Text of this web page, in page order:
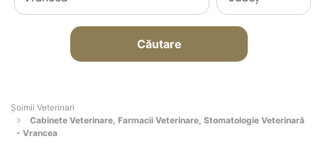
Căutare
Șoimii Veterinari
Cabinete Veterinare, Farmacii Veterinare, Stomatologie Veterinară
- Vrancea